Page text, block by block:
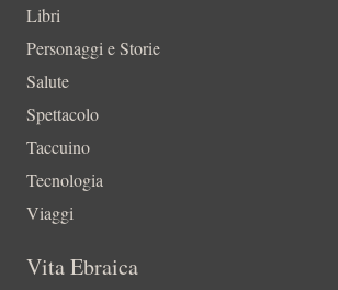
Libri
Personaggi e Storie
Salute
Spettacolo
Taccuino
Tecnologia
Viaggi
Vita Ebraica